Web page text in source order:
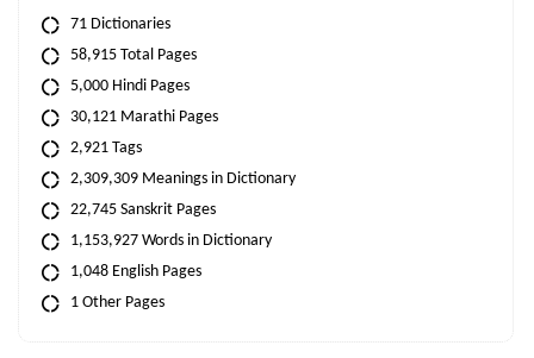
71 Dictionaries
58,915 Total Pages
5,000 Hindi Pages
30,121 Marathi Pages
2,921 Tags
2,309,309 Meanings in Dictionary
22,745 Sanskrit Pages
1,153,927 Words in Dictionary
1,048 English Pages
1 Other Pages